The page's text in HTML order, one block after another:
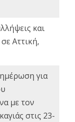
και
Αττική,
για
με τον
στις 23-